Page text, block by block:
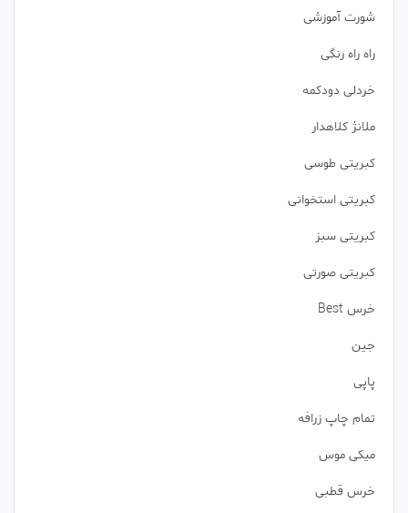
شورت آموزشی
راه راه رنگی
خردلی دودکمه
ملانژ کلاهدار
کبریتی طوسی
کبریتی استخوانی
کبریتی سبز
کبریتی صورتی
خرس Best
جین
پاپی
تمام چاپ زرافه
میکی موس
خرس قطبی